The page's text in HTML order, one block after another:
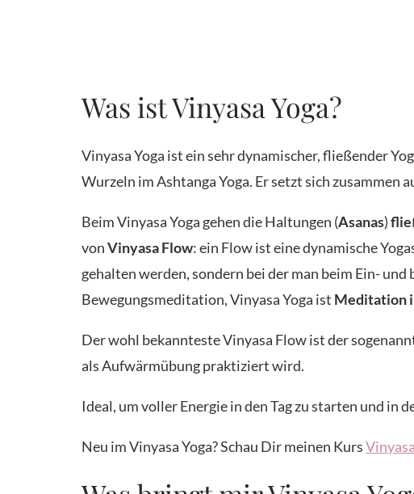
Was ist Vinyasa Yoga?
Vinyasa Yoga ist ein sehr dynamischer, fließender
Wurzeln im Ashtanga Yoga. Er setzt sich zusammen
Beim Vinyasa Yoga gehen die Haltungen (Asanas)
vonVinyasa Flow: ein Flow ist eine dynamische
gehalten werden, sondern bei der man beim Ein-
Bewegungsmeditation, Vinyasa Yoga ist Meditation
Der wohl bekannteste Vinyasa Flow ist der
als Aufwärmübung praktiziert wird.
Ideal, um voller Energie in den Tag zu starten und in
Neu im Vinyasa Yoga? Schau Dir meinen Kurs